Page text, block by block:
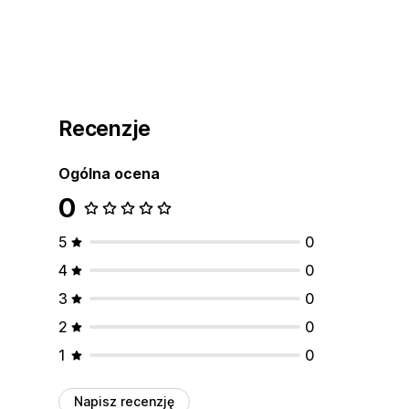
Recenzje
Ogólna ocena
0
5
0
4
0
3
0
2
0
1
0
Napisz recenzję